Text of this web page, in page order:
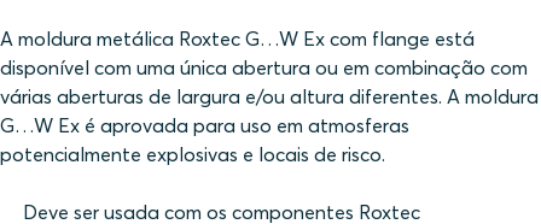
A moldura metálica Roxtec G…W Ex com flange está
disponível com uma única abertura ou em combinação com
várias aberturas de largura e/ou altura diferentes. A moldura
G…W Ex é aprovada para uso em atmosferas
potencialmente explosivas e locais de risco.
Deve ser usada com os componentes Roxtec